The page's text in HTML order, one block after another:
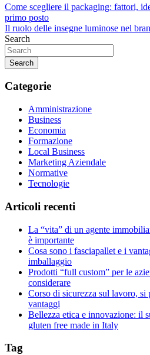
Navigazione
articoli
Come scegliere il packaging: fattori,
primo posto
Il ruolo delle insegne luminose nel
Search
Search
Categorie
Amministrazione
Business
Economia
Formazione
Local Business
Marketing Aziendale
Normative
Tecnologie
Articoli recenti
La “vita” di un agente
è importante
Cosa sono i fasciapallet e i
imballaggio
Prodotti “full custom” per le
considerare
Corso di sicurezza sul lavoro,
vantaggi
Bellezza etica e innovazione: il
gluten free made in Italy
Tag